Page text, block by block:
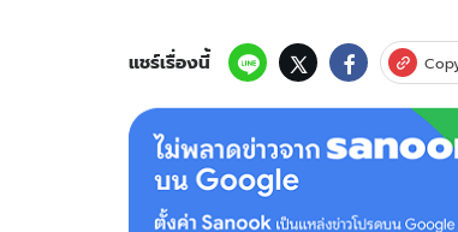
แชร์เรื่องนี้